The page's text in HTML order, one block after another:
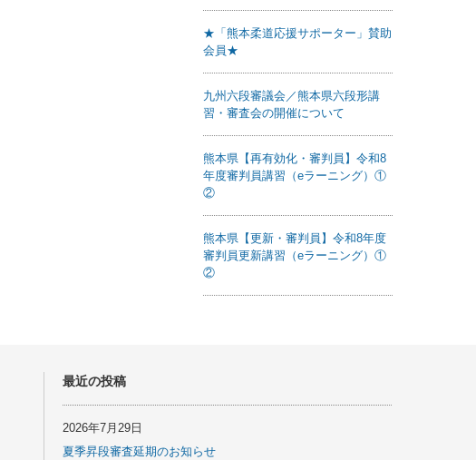
★「熊本柔道応援サポーター」賛助
会員★
九州六段審議会／熊本県六段形講
習・審査会の開催について
熊本県【再有効化・審判員】令和8
年度審判員講習（eラーニング）①
②
熊本県【更新・審判員】令和8年度
審判員更新講習（eラーニング）①
②
最近の投稿
2026年7月29日
夏季昇段審査延期のお知らせ